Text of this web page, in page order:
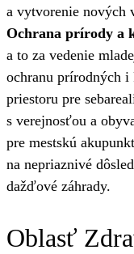
a vytvorenie nových
Ochrana prírody a
a to za vedenie
ochranu prírodných
priestoru pre
s verejnosťou a
pre mestskú
na nepriaznivé
dažďové záhrady.
Oblasť